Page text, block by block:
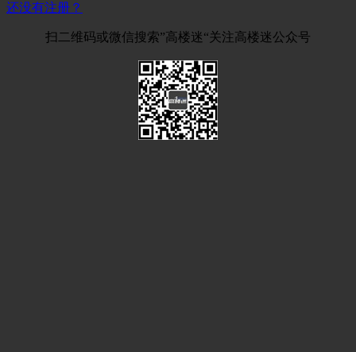
还没有注册？
扫二维码或微信搜索”高楼迷“关注高楼迷公众号